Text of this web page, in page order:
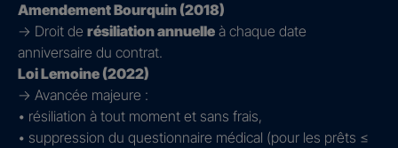
Amendement Bourquin (2018)
→ Droit de résiliation annuelle à chaque date
anniversaire du contrat.
Loi Lemoine (2022)
→ Avancée majeure :
• résiliation à tout moment et sans frais,
• suppression du questionnaire médical (pour les prêts ≤